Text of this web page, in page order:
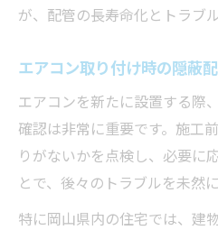
隠蔽配管交換時期
岡山県で隠蔽配管に潜
隠蔽配管内のカビ
高湿度環境での隠
最新技術で隠蔽配
隠蔽配管の防カビ
が、配管の長寿命化とトラブ
エアコン取り付け時の隠蔽
エアコンを新たに設置する際
確認は非常に重要です。施工
りがないかを点検し、必要に
とで、後々のトラブルを未然に
特に岡山県内の住宅では、建